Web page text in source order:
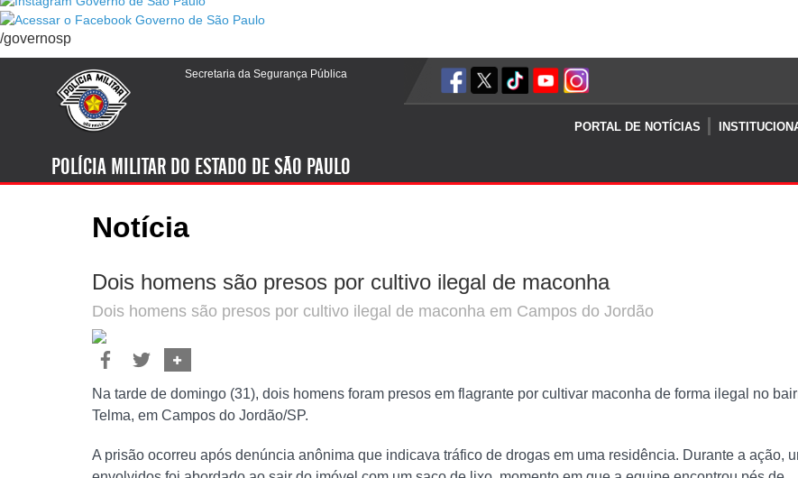
/governosp
POLÍCIA MILITAR DO ESTADO DE SÃO PAULO
Secretaria da Segurança Pública
PORTAL DE NOTÍCIAS
Notícia
Dois homens são presos por cultivo ilegal de maconha
Dois homens são presos por cultivo ilegal de maconha em Campos do Jordão
Compartilhar
no
Facebook
Compartilhar
no
Twitter
Na tarde de domingo (31), dois homens foram presos em flagrante por cultivar maconha de forma ilegal no
Telma, em Campos do Jordão/SP.
A prisão ocorreu após denúncia anônima que indicava tráfico de drogas em uma residência. Durante a ação,